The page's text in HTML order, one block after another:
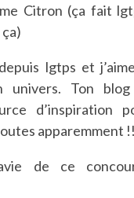
Citron (ça fait
lgtps et
univers. Ton
d’inspiration
apparemment
de ce